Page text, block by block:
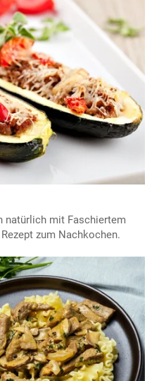
natürlich mit Faschiertem
zum Nachkochen.